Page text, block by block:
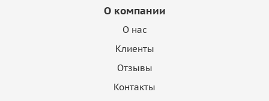
О компании
О нас
Клиенты
Отзывы
Контакты